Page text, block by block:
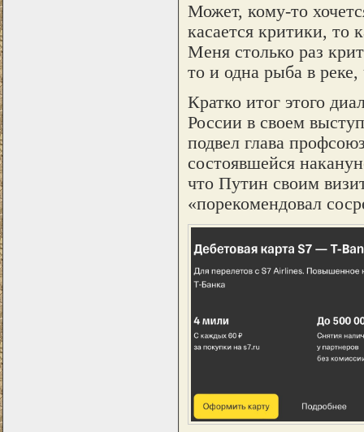
Может, кому-то
касается критики, то
Меня столько раз
то и одна рыба в
Кратко итог этого
России в своем
подвел глава
состоявшейся
что Путин своим
«порекомендовал